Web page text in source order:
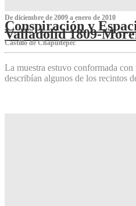
De diciembre de 2009 a enero de 2010
Conspiración y
Valladolid 1809-
Castillo de Chapultepec
La muestra estuvo conformada
describían algunos de los recintos